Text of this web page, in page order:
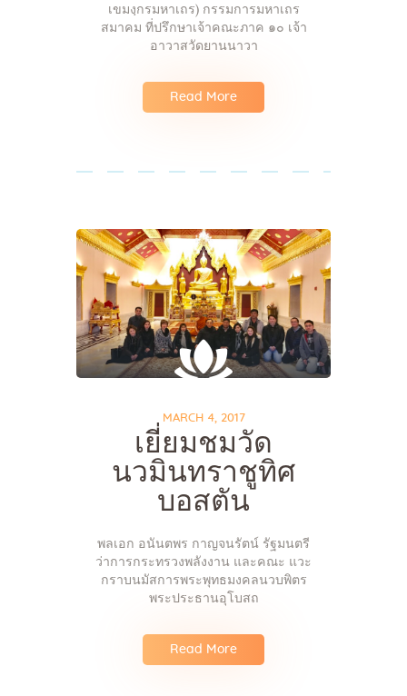
เขมงฺกรมหาเถร) กรรมการมหาเถร
สมาคม ที่ปรึกษาเจ้าคณะภาค ๑๐ เจ้า
อาวาสวัดยานนาวา
Read More
MARCH 4, 2017
เยี่ยมชมวัด
นวมินทราชูทิศ
บอสตัน
พลเอก อนันตพร กาญจนรัตน์ รัฐมนตรี
ว่าการกระทรวงพลังงาน และคณะ แวะ
กราบนมัสการพระพุทธมงคลนวบพิตร
พระประธานอุโบสถ
Read More